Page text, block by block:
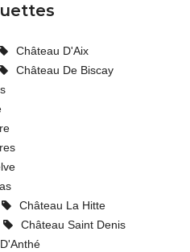
Château D'Aix
Château De Biscay
Château La Hitte
Château Saint Denis